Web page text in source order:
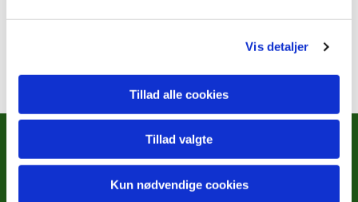
Vis detaljer
Tillad alle cookies
Tillad valgte
Kun nødvendige cookies
METODISTKIRKENS SOCIALE
ARBEJDE